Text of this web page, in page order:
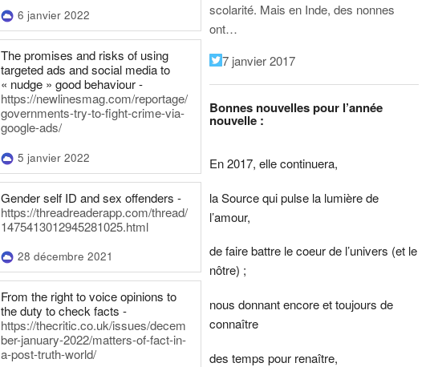
6 janvier 2022
The promises and risks of using
targeted ads and social media to
« nudge » good behaviour -
https://newlinesmag.com/reportage/
governments-try-to-fight-crime-via-
google-ads/
5 janvier 2022
Gender self ID and sex offenders -
https://threadreaderapp.com/thread/
1475413012945281025.html
28 décembre 2021
From the right to voice opinions to
the duty to check facts -
https://thecritic.co.uk/issues/decem
ber-january-2022/matters-of-fact-in-
a-post-truth-world/
scolarité. Mais en Inde, des nonnes
ont…
7 janvier 2017
Bonnes nouvelles pour l’année
nouvelle :
En 2017, elle continuera,
la Source qui pulse la lumière de
l’amour,
de faire battre le coeur de l’univers (et le
nôtre) ;
nous donnant encore et toujours de
connaître
des temps pour renaître,